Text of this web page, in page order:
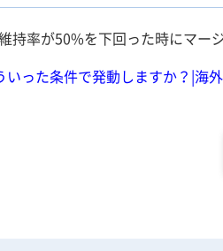
持率が50%を下回った時にマー
いった条件で発動しますか？|海